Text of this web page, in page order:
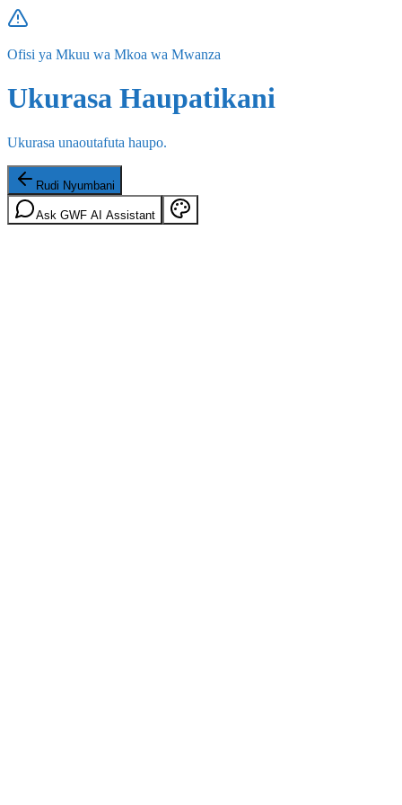
Ofisi ya Mkuu wa Mkoa wa Mwanza
Ukurasa Haupatikani
Ukurasa unaoutafuta haupo.
Rudi Nyumbani
Ask GWF AI Assistant